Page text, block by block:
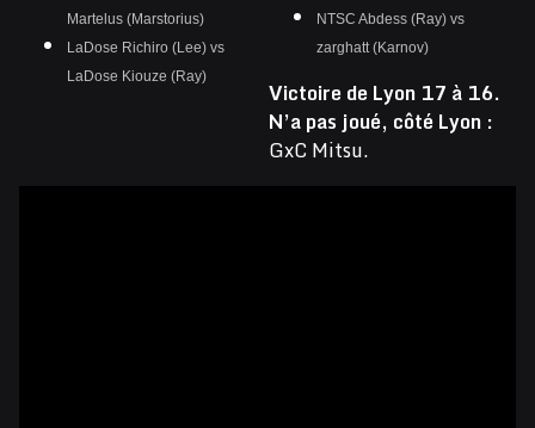
Martelus (Marstorius)
LaDose Richiro (Lee) vs
LaDose Kiouze (Ray)
NTSC Abdess (Ray) vs
zarghatt (Karnov)
Victoire de Lyon 17 à 16.
N’a pas joué, côté Lyon :
GxC Mitsu.